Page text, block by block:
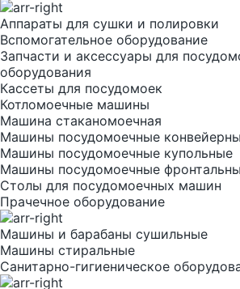
Аппараты для сушки и полировки
Вспомогательное оборудование
Запчасти и аксессуары для
оборудования
Кассеты для посудомоек
Котломоечные машины
Машина стаканомоечная
Машины посудомоечные
Машины посудомоечные купольные
Машины посудомоечные
Столы для посудомоечных машин
Прачечное оборудование
Машины и барабаны сушильные
Машины стиральные
Санитарно-гигиеническое